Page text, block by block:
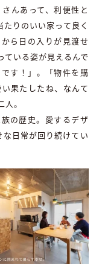
んあって、利便性と
りのいい家って良く
ら日の入りが見渡せ
ている姿が見えるんで
す！」。「物件を購
果たしたね、なんて
。
の歴史。愛するデザ
日常が回り続けてい